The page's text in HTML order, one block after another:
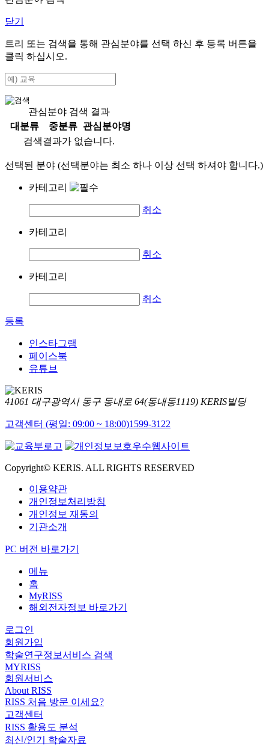
닫기
트리 또는 검색을 통해 관심분야를 선택 하신 후 등록 버튼을
클릭 하십시오.
관심분야 검색 결과
대분류
중분류
관심분야명
검색결과가 없습니다.
선택된 분야 (선택분야는 최소 하나 이상 선택 하셔야 합니다.)
카테고리
취소
카테고리
취소
카테고리
취소
등록
인스타그램
페이스북
유튜브
41061 대구광역시 동구 동내로 64(동내동1119) KERIS빌딩
고객센터 (평일: 09:00 ~ 18:00)1599-3122
Copyright© KERIS. ALL RIGHTS RESERVED
이용약관
개인정보처리방침
개인정보 재동의
기관소개
PC 버전 바로가기
메뉴
홈
MyRISS
해외전자정보 바로가기
로그인
회원가입
학술연구정보서비스 검색
MYRISS
회원서비스
About RISS
RISS 처음 방문 이세요?
고객센터
RISS 활용도 분석
최신/인기 학술자료